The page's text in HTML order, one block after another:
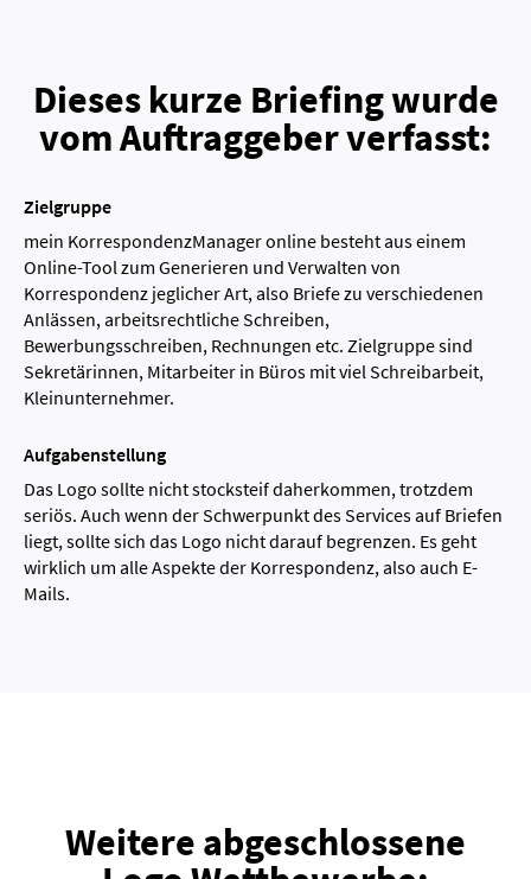
Dieses kurze Briefing wurde
vom Auftraggeber verfasst:
Zielgruppe
mein KorrespondenzManager online besteht aus einem
Online-Tool zum Generieren und Verwalten von
Korrespondenz jeglicher Art, also Briefe zu verschiedenen
Anlässen, arbeitsrechtliche Schreiben,
Bewerbungsschreiben, Rechnungen etc. Zielgruppe sind
Sekretärinnen, Mitarbeiter in Büros mit viel Schreibarbeit,
Kleinunternehmer.
Aufgabenstellung
Das Logo sollte nicht stocksteif daherkommen, trotzdem
seriös. Auch wenn der Schwerpunkt des Services auf Briefen
liegt, sollte sich das Logo nicht darauf begrenzen. Es geht
wirklich um alle Aspekte der Korrespondenz, also auch E-
Mails.
Weitere abgeschlossene